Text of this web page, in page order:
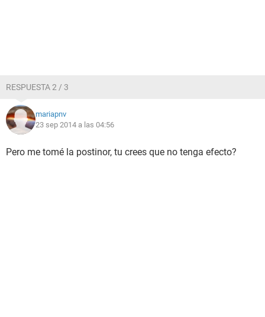
RESPUESTA 2 / 3
mariapnv
23 sep 2014 a las 04:56
Pero me tomé la postinor, tu crees que no tenga efecto?